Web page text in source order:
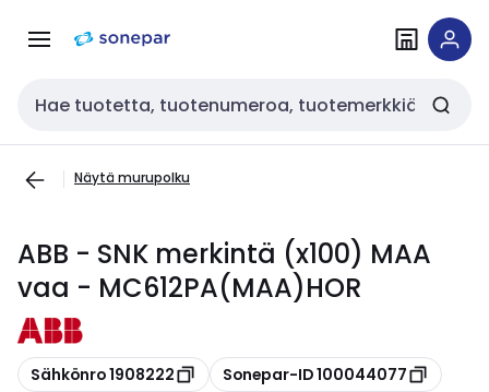
navigointiinsisältöön
Haku
Näytä murupolku
ABB - SNK merkintä (x100) MAA
vaa - MC612PA(MAA)HOR
Kopioi
Sähkönro 1908222 Kopioi
Sonepar-ID 100044077